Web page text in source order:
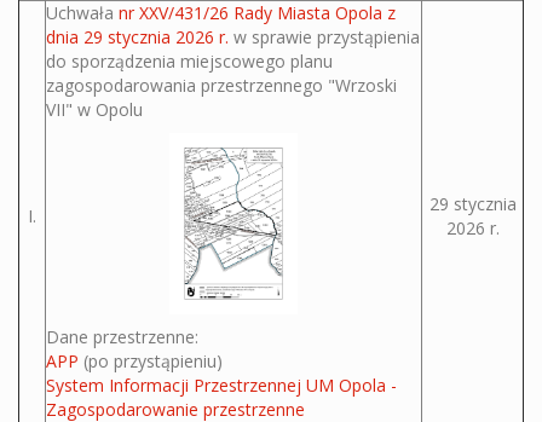
I.
Uchwała nr XXV/431/26 Rady Miasta Opola z
dnia 29 stycznia 2026 r. w sprawie przystąpienia
do sporządzenia miejscowego planu
zagospodarowania przestrzennego "Wrzoski
VII" w Opolu
Dane przestrzenne:
APP (po przystąpieniu)
System Informacji Przestrzennej UM Opola -
Zagospodarowanie przestrzenne
29 stycznia
2026 r.